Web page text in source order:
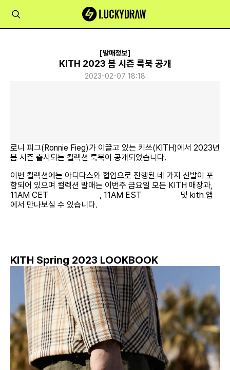
[발매정보]
KITH 2023 봄 시즌 룩북 공개
2023-02-07 18:18
로니 피그(Ronnie Fieg)가 이끌고 있는 키쓰(KITH)에서 2023년
봄 시즌 출시되는 컬렉션 룩북이 공개되었습니다.
이번 컬렉션에는 아디다스와 협업으로 진행된 네 가지 신발이 포
함되어 있으며 컬렉션 발매는 이번주 금요일 모든 KITH 매장과,
11AM CET
, 11AM EST
및 kith 앱
에서 만나보실 수 있습니다.
KITH Spring 2023 LOOKBOOK